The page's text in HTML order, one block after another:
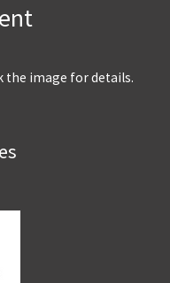
the image for details.